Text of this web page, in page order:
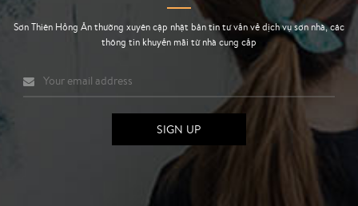
Sơn Thiên Hồng Ân thường xuyên cập nhật bản tin tư vấn về dịch vụ sơn nhà, các
thông tin khuyến mãi từ nhà cung cấp